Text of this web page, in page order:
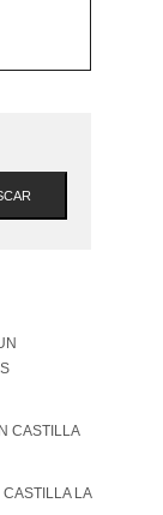
CASTILLA
LA